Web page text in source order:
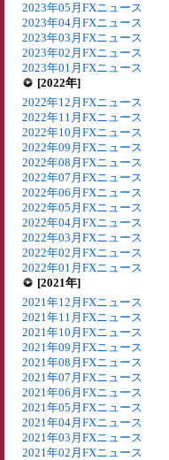
2023年05月FXニュース
2023年04月FXニュース
2023年03月FXニュース
2023年02月FXニュース
2023年01月FXニュース
[2022年]
2022年12月FXニュース
2022年11月FXニュース
2022年10月FXニュース
2022年09月FXニュース
2022年08月FXニュース
2022年07月FXニュース
2022年06月FXニュース
2022年05月FXニュース
2022年04月FXニュース
2022年03月FXニュース
2022年02月FXニュース
2022年01月FXニュース
[2021年]
2021年12月FXニュース
2021年11月FXニュース
2021年10月FXニュース
2021年09月FXニュース
2021年08月FXニュース
2021年07月FXニュース
2021年06月FXニュース
2021年05月FXニュース
2021年04月FXニュース
2021年03月FXニュース
2021年02月FXニュース